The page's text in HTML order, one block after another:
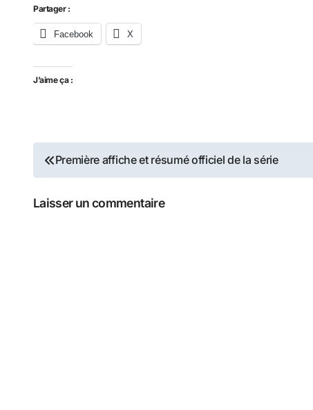
Partager :
Facebook X
J’aime ça :
Navigation
de
l’article
Première affiche et résumé officiel de la série
Laisser un commentaire